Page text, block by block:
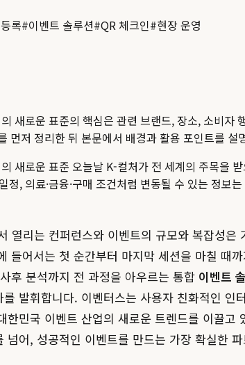
록#이벤트 솔루션#QR 체크인#현장 운영
새로운 표준의 핵심은 관련 브랜드, 장소, 소비자
먼저 정리한 뒤 본문에서 배경과 활용 포인트를 설
새로운 표준 오늘날 K-컬처가 전 세계의 주목을
, 의료·금융·구매 조건처럼 변동될 수 있는 정보
열리는 컨퍼런스와 이벤트의 규모와 복잡성
들어서는 첫 순간부터 마지막 세션을 마칠 때
후 분석까지 전 과정을 아우르는 통합 이벤트
발휘합니다. 이벤터스는 사용자 친화적인 인
민국 이벤트 산업의 새로운 트렌드를 이끌
어, 성공적인 이벤트를 만드는 가장 확실한